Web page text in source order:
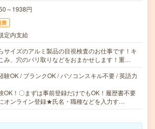
～1938円
費
定内支給
サイズのアルミ製品の目視検査のお仕事です！キ
み、穴のバリ取りなどをおまかせします！重…
験OK / ブランクOK / パソコンスキル不要 / 英語力
！〇まずは事前登録だけでもOK！履歴書不要
オンライン登録★氏名・職種などを入力す…